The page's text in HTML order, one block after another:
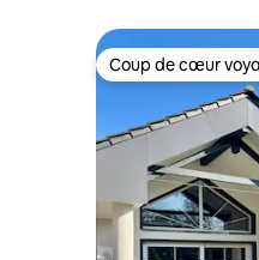
Coup de cœur
Coup de cœur